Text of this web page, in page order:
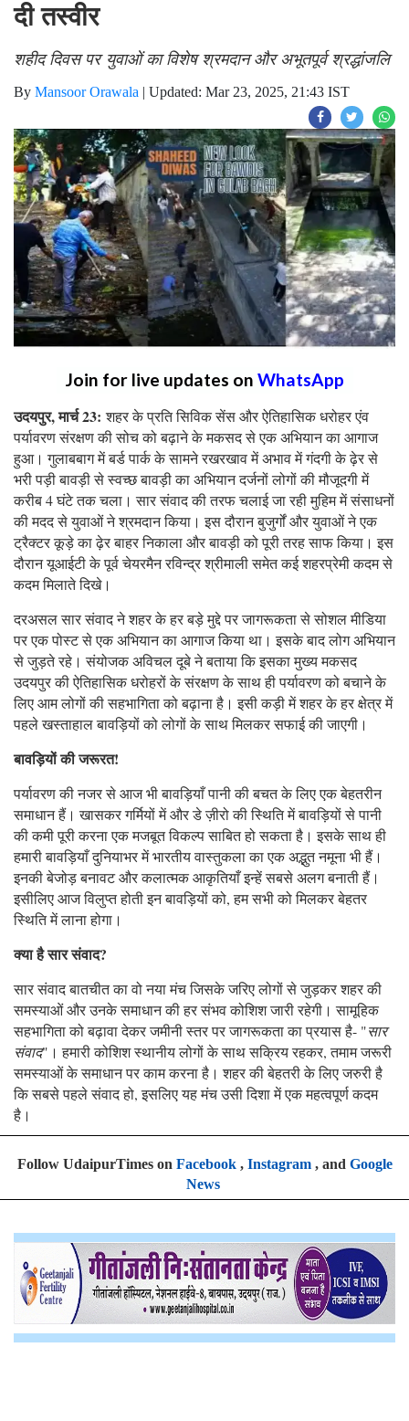
दी तस्वीर
शहीद दिवस पर युवाओं का विशेष श्रमदान और अभूतपूर्व श्रद्धांजलि
By Mansoor Orawala | Updated: Mar 23, 2025, 21:43 IST
Join for live updates on WhatsApp
उदयपुर, मार्च 23: शहर के प्रति सिविक सेंस और ऐतिहासिक धरोहर एंव
पर्यावरण संरक्षण की सोच को बढ़ाने के मकसद से एक अभियान का आगाज
हुआ। गुलाबबाग में बर्ड पार्क के सामने रखरखाव में अभाव में गंदगी के ढ़ेर से
भरी पड़ी बावड़ी से स्वच्छ बावड़ी का अभियान दर्जनों लोगों की मौजूदगी में
करीब 4 घंटे तक चला। सार संवाद की तरफ चलाई जा रही मुहिम में संसाधनों
की मदद से युवाओं ने श्रमदान किया। इस दौरान बुजुर्गों और युवाओं ने एक
ट्रैक्टर कूड़े का ढ़ेर बाहर निकाला और बावड़ी को पूरी तरह साफ किया। इस
दौरान यूआईटी के पूर्व चेयरमैन रविन्द्र श्रीमाली समेत कई शहरप्रेमी कदम से
कदम मिलाते दिखे।
दरअसल सार संवाद ने शहर के हर बड़े मुद्दे पर जागरूकता से सोशल मीडिया
पर एक पोस्ट से एक अभियान का आगाज किया था। इसके बाद लोग अभियान
से जुड़ते रहे। संयोजक अविचल दूबे ने बताया कि इसका मुख्य मकसद
उदयपुर की ऐतिहासिक धरोहरों के संरक्षण के साथ ही पर्यावरण को बचाने के
लिए आम लोगों की सहभागिता को बढ़ाना है। इसी कड़ी में शहर के हर क्षेत्र में
पहले खस्ताहाल बावड़ियों को लोगों के साथ मिलकर सफाई की जाएगी।
बावड़ियों की जरूरत!
पर्यावरण की नजर से आज भी बावड़ियाँ पानी की बचत के लिए एक बेहतरीन
समाधान हैं। खासकर गर्मियों में और डे ज़ीरो की स्थिति में बावड़ियों से पानी
की कमी पूरी करना एक मजबूत विकल्प साबित हो सकता है। इसके साथ ही
हमारी बावड़ियाँ दुनियाभर में भारतीय वास्तुकला का एक अद्भुत नमूना भी हैं।
इनकी बेजोड़ बनावट और कलात्मक आकृतियाँ इन्हें सबसे अलग बनाती हैं।
इसीलिए आज विलुप्त होती इन बावड़ियों को, हम सभी को मिलकर बेहतर
स्थिति में लाना होगा।
क्या है सार संवाद?
सार संवाद बातचीत का वो नया मंच जिसके जरिए लोगों से जुड़कर शहर की
समस्याओं और उनके समाधान की हर संभव कोशिश जारी रहेगी। सामूहिक
सहभागिता को बढ़ावा देकर जमीनी स्तर पर जागरूकता का प्रयास है- "सार
संवाद"। हमारी कोशिश स्थानीय लोगों के साथ सक्रिय रहकर, तमाम जरूरी
समस्याओं के समाधान पर काम करना है। शहर की बेहतरी के लिए जरुरी है
कि सबसे पहले संवाद हो, इसलिए यह मंच उसी दिशा में एक महत्वपूर्ण कदम
है।
Follow UdaipurTimes on Facebook, Instagram, and Google
News